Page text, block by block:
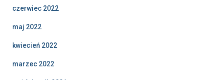
czerwiec 2022
maj 2022
kwiecień 2022
marzec 2022